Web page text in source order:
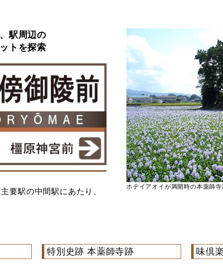
駅周辺の
トを探索
要駅の中間駅にあたり、
ホテイアオイが満開時の本薬師
特別史跡 本薬師寺跡 味倶